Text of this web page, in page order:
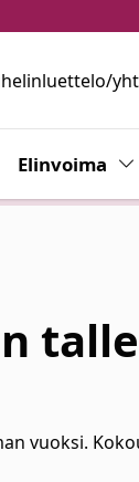
Elinvoima
vuoksi.